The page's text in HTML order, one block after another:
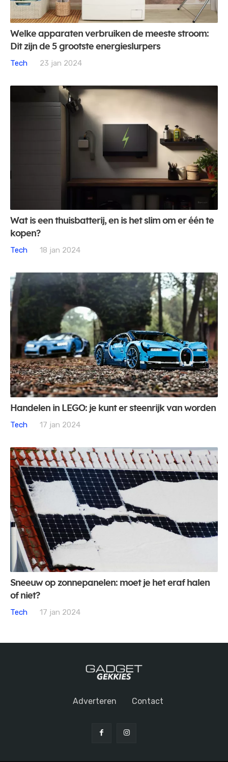
Welke apparaten verbruiken de meeste stroom:
Dit zijn de 5 grootste energieslurpers
Tech
23 jan 2024
Wat is een thuisbatterij, en is het slim om er één te
kopen?
Tech
18 jan 2024
Handelen in LEGO: je kunt er steenrijk van worden
Tech
17 jan 2024
Sneeuw op zonnepanelen: moet je het eraf halen
of niet?
Tech
17 jan 2024
Adverteren Contact